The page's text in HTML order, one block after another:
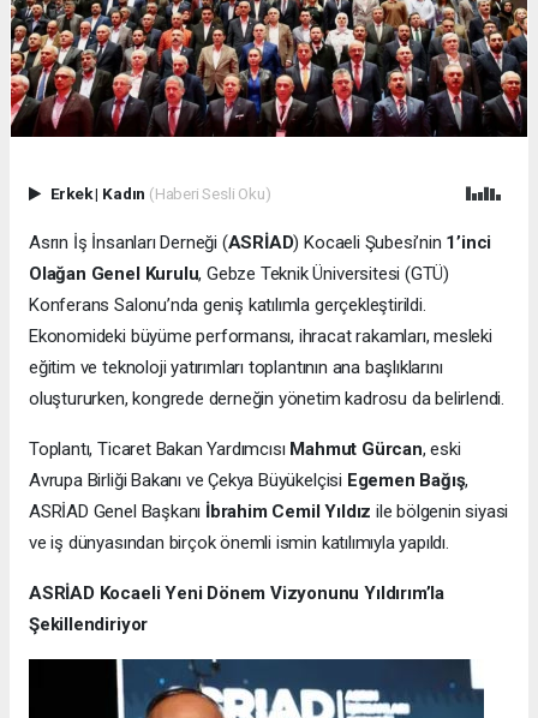
Erkek| Kadın (Haberi Sesli Oku)
Asrın İş İnsanları Derneği (ASRİAD) Kocaeli Şubesi’nin 1’inci
Olağan Genel Kurulu, Gebze Teknik Üniversitesi (GTÜ)
Konferans Salonu’nda geniş katılımla gerçekleştirildi.
Ekonomideki büyüme performansı, ihracat rakamları, mesleki
eğitim ve teknoloji yatırımları toplantının ana başlıklarını
oluştururken, kongrede derneğin yönetim kadrosu da belirlendi.
Toplantı, Ticaret Bakan Yardımcısı Mahmut Gürcan, eski
Avrupa Birliği Bakanı ve Çekya Büyükelçisi Egemen Bağış,
ASRİAD Genel Başkanı İbrahim Cemil Yıldız ile bölgenin siyasi
ve iş dünyasından birçok önemli ismin katılımıyla yapıldı.
ASRİAD Kocaeli Yeni Dönem Vizyonunu Yıldırım’la
Şekillendiriyor